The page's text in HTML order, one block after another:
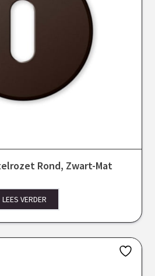
Rond, Zwart-Mat
LEES VERDER